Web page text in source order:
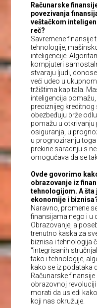
Računarske
povezivanja
veštačkom
reč?
Savremene finansije
tehnologije,
inteligencije.
kompjuteri
stvaraju ljudi,
veći udeo u
tržištima kapitala.
inteligencija
preciznijeg kreditnog
obezbeđuju brže
pomažu u otkrivanju
osiguranja, u
u prognoziranju
prekine saradnju s
omogućava da se
Ovde govorimo
obrazovanje iz
tehnologijom. A
ekonomije i
Naravno, promene
finansijama nego i u
Obrazovanje, a
trenutno kaska za
biznisa i tehnologija
“integrisanih
tako i tehnologije,
kako se iz podataka
Računarske
obrazovnoj revoluciji
morati da usledi
koji nas okružuje.